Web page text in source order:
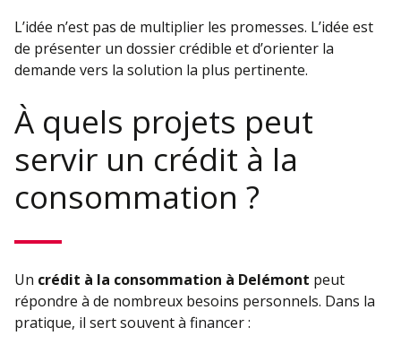
L’idée n’est pas de multiplier les promesses. L’idée est
de présenter un dossier crédible et d’orienter la
demande vers la solution la plus pertinente.
À quels projets peut
servir un crédit à la
consommation ?
Un crédit à la consommation à Delémont peut
répondre à de nombreux besoins personnels. Dans la
pratique, il sert souvent à financer :